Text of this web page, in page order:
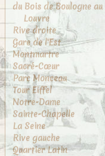
du Bois de Boulogne au
Louvre
Rive droite
Gare de l'Est
Montmartre
Sacré-Cœur
Parc Monceau
Tour Eiffel
Notre-Dame
Sainte-Chapelle
La Seine
Rive gauche
Quartier Latin